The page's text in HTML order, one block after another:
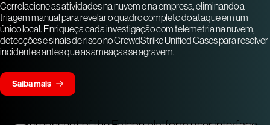
Correlacione as atividades na nuvem e na empresa, eliminando a
triagem manual para revelar o quadro completo do ataque em um
único local. Enriqueça cada investigação com telemetria na nuvem,
detecções e sinais de risco no CrowdStrike Unified Cases para resolver
incidentes antes que as ameaças se agravem.
Saiba mais